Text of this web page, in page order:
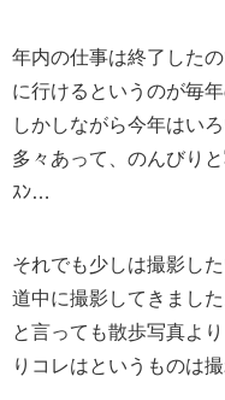
年内の仕事は終了した
に行けるというのが毎年
しかしながら今年はい
多々あって、のんびり
ｽﾝ…
それでも少しは撮影し
道中に撮影してきました
と言っても散歩写真よ
りコレはというものは